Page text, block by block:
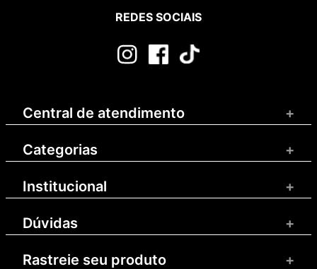
REDES SOCIAIS
Central de atendimento +
Categorias +
Institucional +
Dúvidas +
Rastreie seu produto +